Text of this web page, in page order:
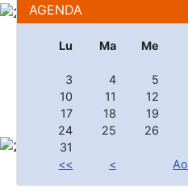
AGENDA
Lu Ma Me
3
4 5
10
11 12
17
18 19
24
25 26
31
<<
<